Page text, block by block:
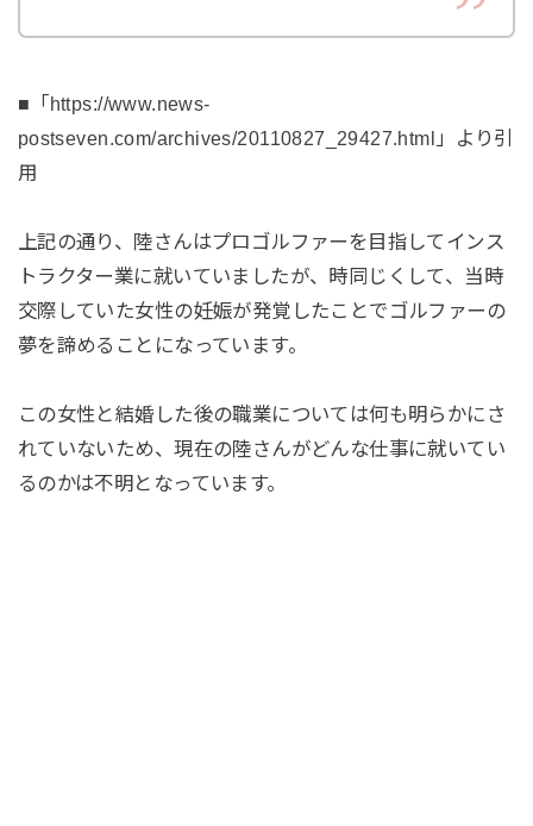
■「https://www.news-
postseven.com/archives/20110827_29427.html」より引
用
上記の通り、陸さんはプロゴルファーを目指してインス
トラクター業に就いていましたが、時同じくして、当時
交際していた女性の妊娠が発覚したことでゴルファーの
夢を諦めることになっています。
この女性と結婚した後の職業については何も明らかにさ
れていないため、現在の陸さんがどんな仕事に就いてい
るのかは不明となっています。